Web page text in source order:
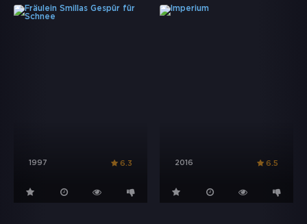
1997 6.3 2016 6.5